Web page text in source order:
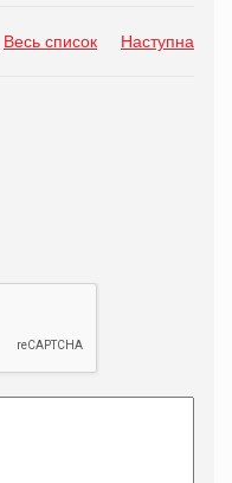
Весь список Наступна